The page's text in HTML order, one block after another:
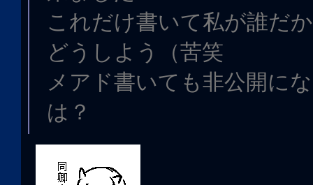
これだけ書いて私が誰だ
どうしよう（苦笑
メアド書いても非公開に
は？